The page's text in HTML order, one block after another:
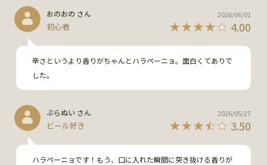
ストらしさはあまりない。さらりとして軽いが、ハラペーニョ
の風味が調和してガブガブ飲める。ただ、少し軽いかも。
おのおの さん
初心者 4.00
2026/06/01
辛さというより香りがちゃんとハラペーニョ。面白くてありで
した。
ぶらぬい さん
ビール好き 3.50
2026/05/27
ハラペーニョです！もう、口に入れた瞬間に突き抜ける香りが